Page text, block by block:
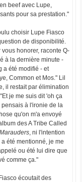
beef avec Lupe,
pour sa prestation."
choisir Lupe Fiasco
de disponibilité.
honorer, raconte Q-
à la dernière minute -
a été modifié - et
Common et Mos." Lil
il restait par élimination
je me suis dit 'oh ça
à l'ironie de la
qu'on m'a envoyé
des A Tribe Called
, ni l'intention
été mentionné, je me
ou été lui dire que
comme ça."
écoutait des